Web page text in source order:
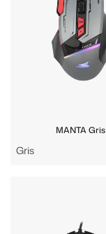
MANTA Gris
Gris